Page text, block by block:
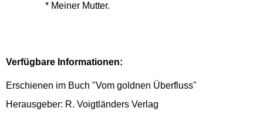
* Meiner Mutter.
Verfügbare Informationen:
Erschienen im Buch "Vom goldnen Überfluss"
Herausgeber: R. Voigtländers Verlag